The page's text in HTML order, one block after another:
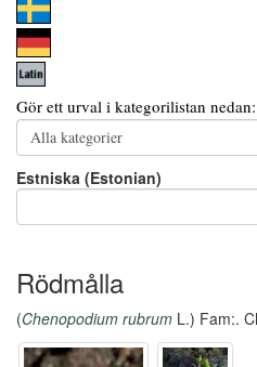
Gör ett urval i kategorilistan nedan:
Estniska (Estonian)
Rödmålla
(Chenopodium rubrum L.) Fam:.